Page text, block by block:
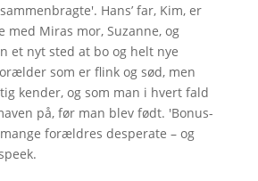
Hans’ far, Kim, er
med Miras mor, Suzanne, og
et nyt sted at bo og helt nye
som er flink og sød, men
kender, og som man i hvert fald
på, før man blev født. 'Bonus-
forældres desperate – og